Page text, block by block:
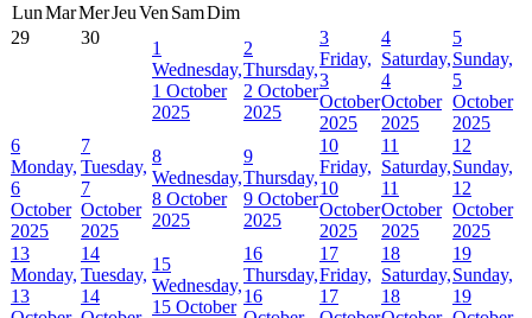
LunMarMerJeuVen SamDim
29
30
1
Wednesday,
1 October
2025
2
Thursday,
2 October
2025
3
Friday,
3
October
2025
4
Saturday,
4
October
2025
5
Sunday,
5
October
2025
6
Monday,
6
October
2025
7
Tuesday,
7
October
2025
8
Wednesday,
8 October
2025
9
Thursday,
9 October
2025
10
Friday,
10
October
2025
11
Saturday,
11
October
2025
12
Sunday,
12
October
2025
13
Monday,
13
14
Tuesday,
14
15
Wednesday,
15 October
16
Thursday,
16
17
Friday,
17
18
Saturday,
18
19
Sunday,
19